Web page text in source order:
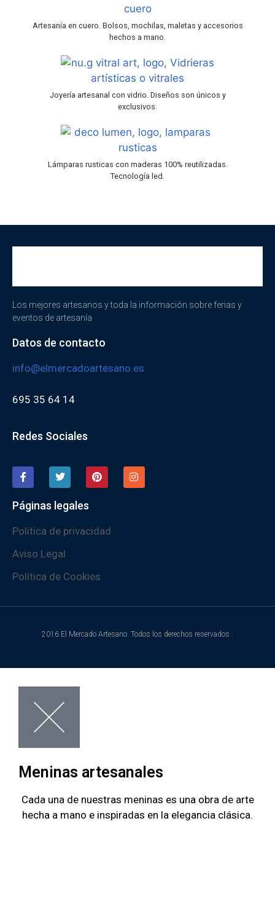
Artesanía en cuero. Bolsos, mochilas, maletas y accesorios
hechos a mano.
Joyería artesanal con vidrio. Diseños son únicos y
exclusivos.
Lámparas rusticas con maderas 100% reutilizadas.
Tecnología led.
Los mejores artesanos y toda la información sobre ferias y
eventos de artesanía
Datos de contacto
info@elmercadoartesano.es
695 35 64 14
Redes Sociales
Páginas legales
Politica de privacidad
Aviso Legal
Política de Cookies
2016 El Mercado Artesano. Todos los derechos reservados .
Meninas artesanales
Cada una de nuestras meninas es una obra de arte
hecha a mano e inspiradas en la elegancia clásica.